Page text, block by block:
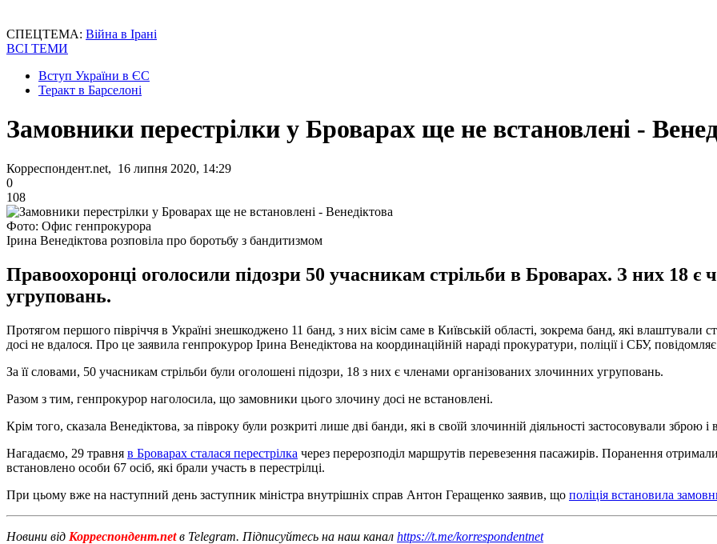
СПЕЦТЕМА: Війна в Ірані
ВСІ ТЕМИ
Вступ України в ЄС
Теракт в Барселоні
Замовники перестрілки у Броварах ще не встановлені -
Корреспондент.net, 16 липня 2020, 14:29
0
108
Фото: Офис генпрокурора
Ірина Венедіктова розповіла про боротьбу з бандитизмом
Правоохоронці оголосили підозри 50 учасникам стрільби в Броварах. З них 18 є
угруповань.
Протягом першого півріччя в Україні знешкоджено 11 банд, з них вісім саме в Київській області, зокрема банд, які
досі не вдалося. Про це заявила генпрокурор Ірина Венедіктова на координаційній нараді прокуратури, поліції і СБУ, повідомляє
За її словами, 50 учасникам стрільби були оголошені підозри, 18 з них є членами організованих злочинних угруповань.
Разом з тим, генпрокурор наголосила, що замовники цього злочину досі не встановлені.
Крім того, сказала Венедіктова, за півроку були розкриті лише дві банди, які в своїй злочинній діяльності застосовували зброю і
Нагадаємо, 29 травня в Броварах сталася перестрілка через перерозподіл маршрутів перевезення пасажирів. Поранення
встановлено особи 67 осіб, які брали участь в перестрілці.
При цьому вже на наступний день заступник міністра внутрішніх справ Антон Геращенко заявив, що поліція встановила
Новини від Корреспондент.netв Telegram. Підписуйтесь на наш канал https://t.me/korrespondentnet